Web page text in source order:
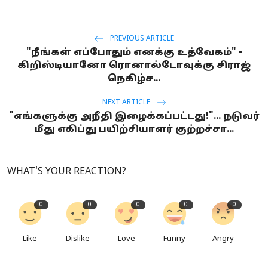
PREVIOUS ARTICLE
"நீங்கள் எப்போதும் எனக்கு உத்வேகம்" -
கிறிஸ்டியானோ ரொனால்டோவுக்கு சிராஜ்
நெகிழ்ச...
NEXT ARTICLE
"எங்களுக்கு அநீதி இழைக்கப்பட்டது!"... நடுவர்
மீது எகிப்து பயிற்சியாளர் குற்றச்சா...
WHAT'S YOUR REACTION?
0
Like
0
Dislike
0
Love
0
Funny
0
Angry